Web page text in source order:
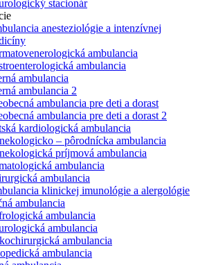
stacionár
anesteziológie a intenzívnej
ambulancia
ambulancia
ambulancia
ambulancia 2
ambulancia pre deti a dorast
ambulancia pre deti a dorast 2
kardiologická ambulancia
– pôrodnícka ambulancia
príjmová ambulancia
ambulancia
ambulancia
klinickej imunológie a alergológie
ambulancia
ambulancia
ambulancia
ambulancia
ambulancia